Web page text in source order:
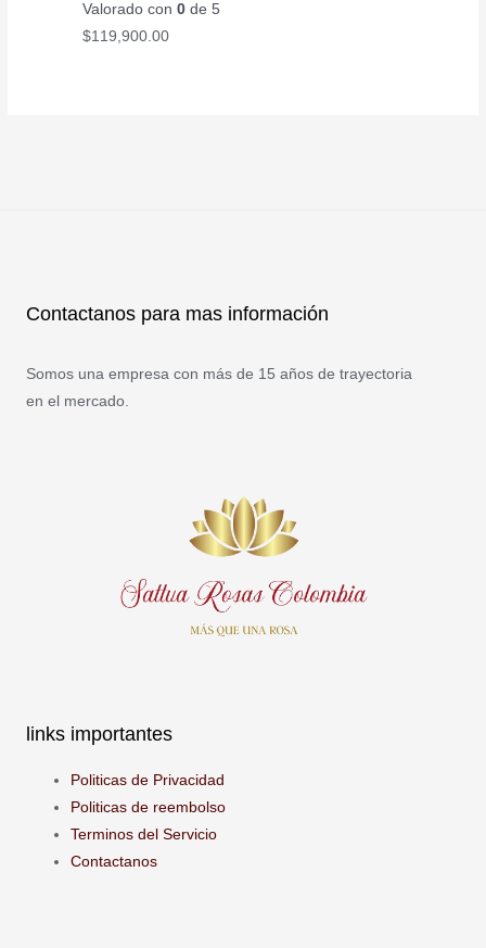
Valorado con 0de 5
$119,900.00
Contactanos para mas información
Somos una empresa con más de 15 años de trayectoria
en el mercado.
links importantes
Politicas de Privacidad
Politicas de reembolso
Terminos del Servicio
Contactanos